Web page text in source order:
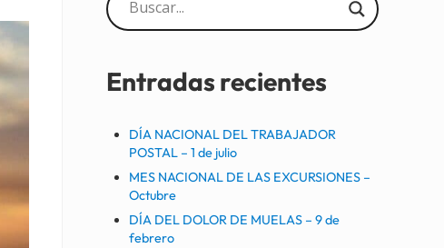
Sidebar
Entradas recientes
DÍA NACIONAL DEL TRABAJADOR
POSTAL – 1 de julio
MES NACIONAL DE LAS EXCURSIONES –
Octubre
DÍA DEL DOLOR DE MUELAS – 9 de
febrero